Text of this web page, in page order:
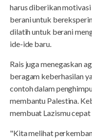
harus diberikan
berani untuk
dilatih untuk berani
ide-ide baru.
Rais juga menegaskan
beragam keberhasilan
contoh dalam
membantu Palestina.
membuat Lazismu cepat
"Kita melihat